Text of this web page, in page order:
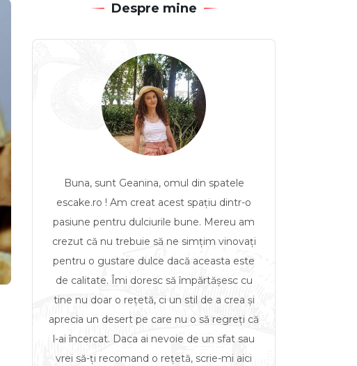
Despre mine
Buna, sunt Geanina, omul din spatele
escake.ro ! Am creat acest spațiu dintr-o
pasiune pentru dulciurile bune. Mereu am
crezut că nu trebuie să ne simțim vinovați
pentru o gustare dulce dacă aceasta este
de calitate. Îmi doresc să împărtășesc cu
tine nu doar o rețetă, ci un stil de a crea și
aprecia un desert pe care nu o să regreți că
l-ai încercat. Daca ai nevoie de un sfat sau
vrei să-ți recomand o rețetă, scrie-mi aici